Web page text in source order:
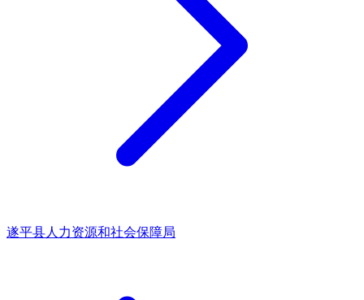
遂平县人力资源和社会保障局